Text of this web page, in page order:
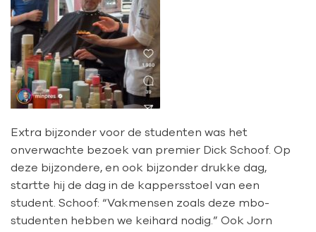
Extra bijzonder voor de studenten was het
onverwachte bezoek van premier Dick Schoof. Op
deze bijzondere, en ook bijzonder drukke dag,
startte hij de dag in de kappersstoel van een
student. Schoof: “Vakmensen zoals deze mbo-
studenten hebben we keihard nodig.” Ook Jorn